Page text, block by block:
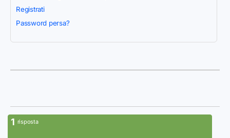
Registrati
Password persa?
1 risposta